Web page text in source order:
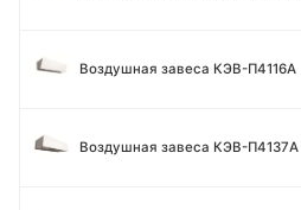
Воздушная завеса КЭВ-П4116A
Воздушная завеса КЭВ-П4137A